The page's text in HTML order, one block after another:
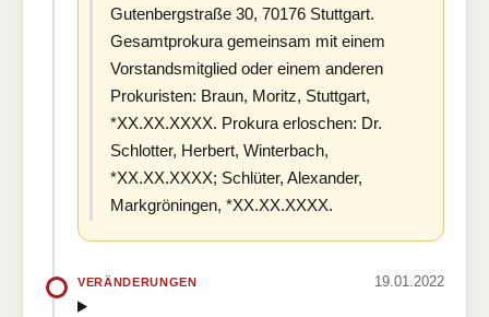
Gutenbergstraße 30, 70176 Stuttgart.
Gesamtprokura gemeinsam mit einem
Vorstandsmitglied oder einem anderen
Prokuristen: Braun, Moritz, Stuttgart,
*XX.XX.XXXX. Prokura erloschen: Dr.
Schlotter, Herbert, Winterbach,
*XX.XX.XXXX; Schlüter, Alexander,
Markgröningen, *XX.XX.XXXX.
VERÄNDERUNGEN 19.01.2022